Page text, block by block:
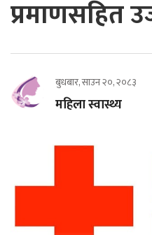
प्रमाणसहित
बुधबार, साउन २०, २०८३
महिला स्वास्थ्य